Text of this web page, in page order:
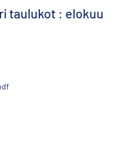
taulukot : elokuu